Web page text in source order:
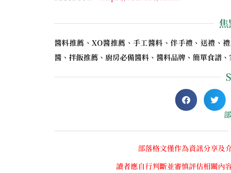
醬料推薦、XO醬推薦、手工醬料、伴手禮、送禮、
醬、拌飯推薦、廚房必備醬料、醬料品牌、簡單食譜
部落格文僅作為資訊分享及
讀者應自行判斷並審慎評估相關內